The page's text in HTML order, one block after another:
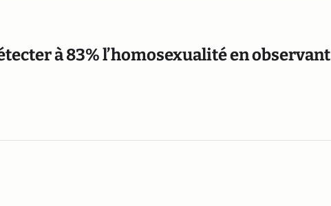
à 83% l’homosexualité en observant